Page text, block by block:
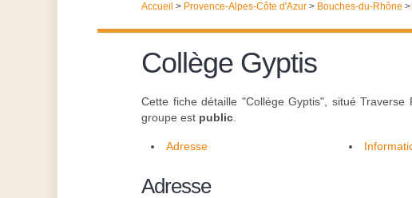
Accueil > Provence-Alpes-Côte d'Azur > Bouches-du-Rhône >
Collège Gyptis
Cette fiche détaille "Collège Gyptis", situé
groupe est public
Adresse
Adresse